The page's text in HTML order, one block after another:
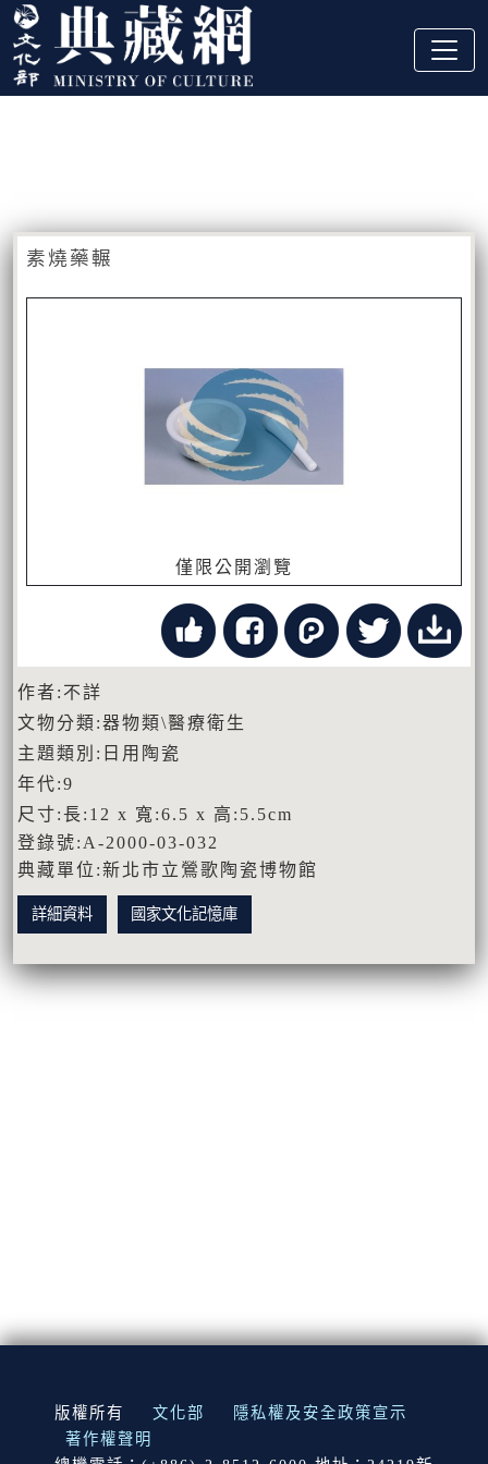
跳到主要內容
:::
素燒藥輾
僅限公開瀏覽
作者:不詳
文物分類:器物類\醫療衛生
主題類別:日用陶瓷
年代:9
尺寸:長:12 x 寬:6.5 x 高:5.5cm
登錄號:A-2000-03-032
典藏單位:新北市立鶯歌陶瓷博物館
詳細資料 國家文化記憶庫
:::
版權所有 文化部
隱私權及安全政策宣示
著作權聲明